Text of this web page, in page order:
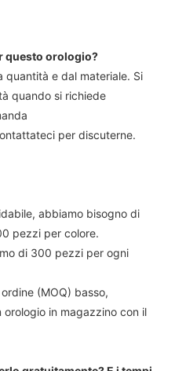
questo orologio?
quantità e dal materiale. Si
quando si richiede
per discuterne.
abbiamo bisogno di
pezzi per colore.
di 300 pezzi per ogni
(MOQ) basso,
in magazzino con il